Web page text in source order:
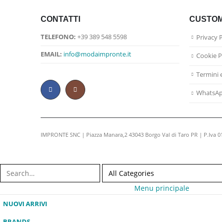
CONTATTI
TELEFONO: +39 389 548 5598
EMAIL: info@modaimpronte.it
Privacy
Cookie
Termini
IMPRONTE SNC | Piazza Manara,2 43043 Borgo Val di Taro PR | P.Iva
Menu principale
NUOVI ARRIVI